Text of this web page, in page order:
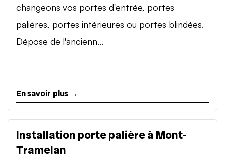
changeons vos portes d'entrée, portes
palières, portes intérieures ou portes blindées.
Dépose de l'ancienn...
En savoir plus →
Installation porte palière à Mont-
Tramelan